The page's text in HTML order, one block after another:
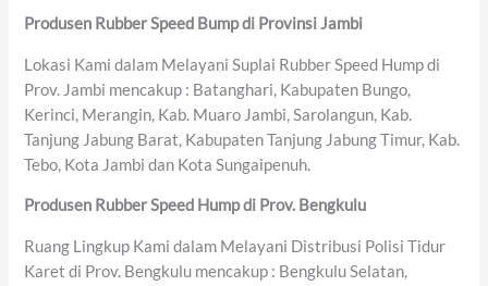
Produsen Rubber Speed Bump di Provinsi Jambi
Lokasi Kami dalam Melayani Suplai Rubber Speed Hump di
Prov. Jambi mencakup : Batanghari, Kabupaten Bungo,
Kerinci, Merangin, Kab. Muaro Jambi, Sarolangun, Kab.
Tanjung Jabung Barat, Kabupaten Tanjung Jabung Timur, Kab.
Tebo, Kota Jambi dan Kota Sungaipenuh.
Produsen Rubber Speed Hump di Prov. Bengkulu
Ruang Lingkup Kami dalam Melayani Distribusi Polisi Tidur
Karet di Prov. Bengkulu mencakup : Bengkulu Selatan,